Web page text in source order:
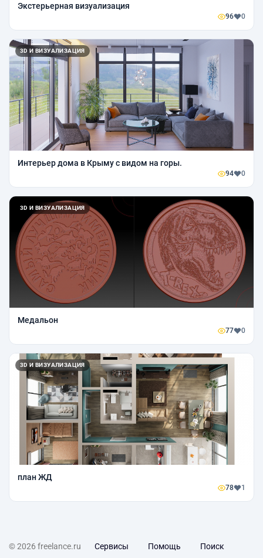
Экстерьерная визуализация
96 0
3D И ВИЗУАЛИЗАЦИЯ
Интерьер дома в Крыму с видом на горы.
94 0
3D И ВИЗУАЛИЗАЦИЯ
Медальон
77 0
3D И ВИЗУАЛИЗАЦИЯ
план ЖД
78 1
© 2026 freelance.ru Сервисы Помощь Поиск